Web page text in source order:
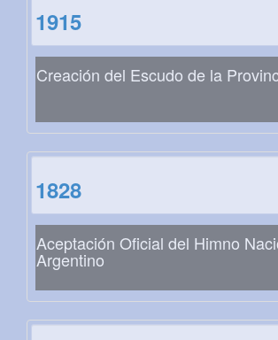
1915
Creación del Escudo de la
1828
Aceptación Oficial del Himno
Argentino